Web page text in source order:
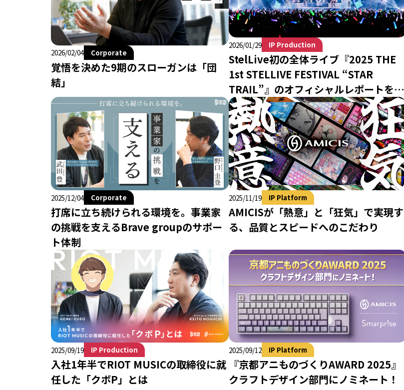
2026/02/04 Corporate
覚悟を決めた9期のスローガンは「団
結」
2026/01/29 IP Production
StelLive初の全体ライブ『2025 THE
1st STELLIVE FESTIVAL “STAR
TRAIL”』のオフィシャルレポートを公
開
2025/12/04 Corporate
打席に立ち続けられる環境を。事業家
の挑戦を支えるBrave groupのサポー
ト体制
2025/11/19 IP Platform
AMICISが「熱意」と「狂気」で実現す
る、品質とスピードへのこだわり
2025/09/19 IP Production
入社1年半でRIOT MUSICの取締役に就
任した「クボP」とは
2025/09/12 IP Platform
『京都アニものづくりAWARD 2025』
クラフトデザイン部門にノミネート！